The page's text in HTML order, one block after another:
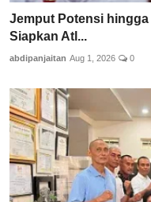
Jemput Potensi hingga
Siapkan Atl...
abdipanjaitan Aug 1, 2026 0